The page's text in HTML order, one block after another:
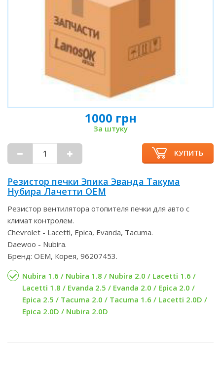
1000 грн
За штуку
КУПИТЬ
Резистор печки Эпика Эванда Такума
Нубира Лачетти OEM
Резистор вентилятора отопителя печки для авто с
климат контролем.
Chevrolet - Lacetti, Epica, Evanda, Tacuma.
Daewoo - Nubira.
Бренд: OEM, Корея, 96207453.
Nubira 1.6 / Nubira 1.8 / Nubira 2.0 / Lacetti 1.6 /
Lacetti 1.8 / Evanda 2.5 / Evanda 2.0 / Epica 2.0 /
Epica 2.5 / Tacuma 2.0 / Tacuma 1.6 / Lacetti 2.0D /
Epica 2.0D / Nubira 2.0D